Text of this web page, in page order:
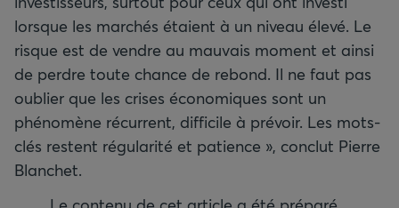
lorsque les marchés étaient à un niveau élevé. Le
risque est de vendre au mauvais moment et ainsi
de perdre toute chance de rebond. Il ne faut pas
oublier que les crises économiques sont un
phénomène récurrent, difficile à prévoir. Les mots-
clés restent régularité et patience », conclut Pierre
Blanchet.